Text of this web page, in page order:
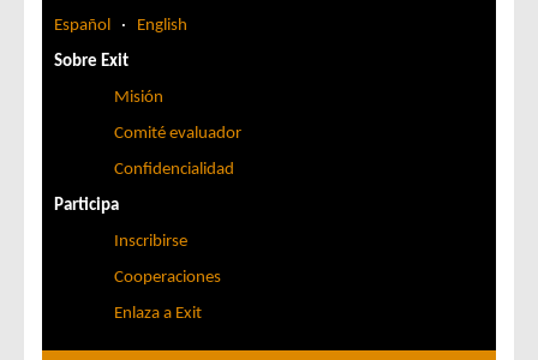
Español · English
Sobre Exit
Misión
Comité evaluador
Confidencialidad
Participa
Inscribirse
Cooperaciones
Enlaza a Exit